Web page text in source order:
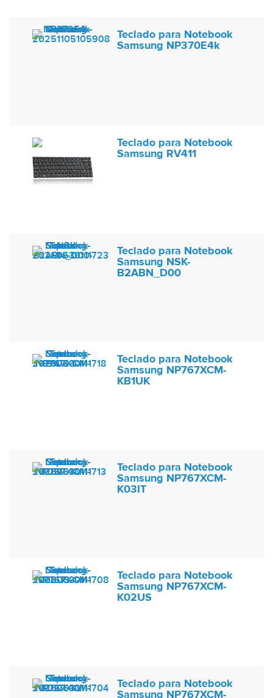
Teclado para Notebook
Samsung NP370E4k
Teclado para Notebook
Samsung RV411
Teclado para Notebook
Samsung NSK-
B2ABN_D00
Teclado para Notebook
Samsung NP767XCM-
KB1UK
Teclado para Notebook
Samsung NP767XCM-
K03IT
Teclado para Notebook
Samsung NP767XCM-
K02US
Teclado para Notebook
Samsung NP767XCM-